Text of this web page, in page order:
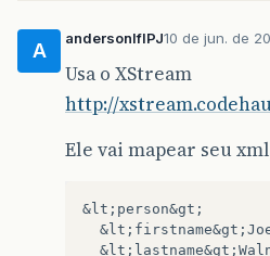
A
andersonlflPJ10 de jun. de
Usa o XStream
http://
Ele vai mapear seu
&lt;person&gt;